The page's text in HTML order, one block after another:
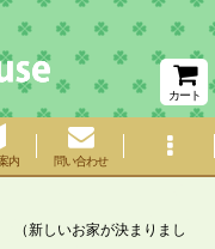
カート
内 問い合わせ
新しいお家が決まりまし